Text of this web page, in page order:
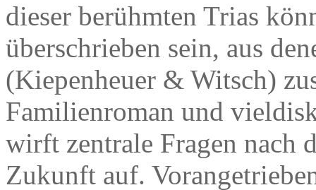
dieser berühmten Trias
überschrieben sein, aus
(Kiepenheuer & Witsch)
Familienroman und
wirft zentrale Fragen nach
Zukunft auf.